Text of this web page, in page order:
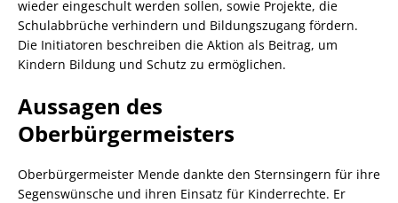
wieder eingeschult werden sollen, sowie Projekte, die
Schulabbrüche verhindern und Bildungszugang fördern.
Die Initiatoren beschreiben die Aktion als Beitrag, um
Kindern Bildung und Schutz zu ermöglichen.
Aussagen des
Oberbürgermeisters
Oberbürgermeister Mende dankte den Sternsingern für ihre
Segenswünsche und ihren Einsatz für Kinderrechte. Er